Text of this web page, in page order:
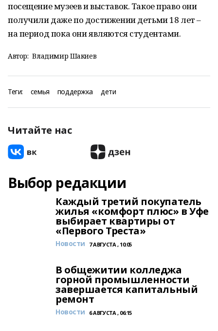
посещение музеев и выставок. Такое право они
получили даже по достижении детьми 18 лет –
на период пока они являются студентами.
Автор: Владимир Шакиев
Теги: семья поддержка дети
Читайте нас
Выбор редакции
Каждый третий покупатель
жилья «комфорт плюс» в Уфе
выбирает квартиры от
«Первого Треста»
Новости 7 АВГУСТА , 10:05
В общежитии колледжа
горной промышленности
завершается капитальный
ремонт
Новости 6 АВГУСТА , 06:15